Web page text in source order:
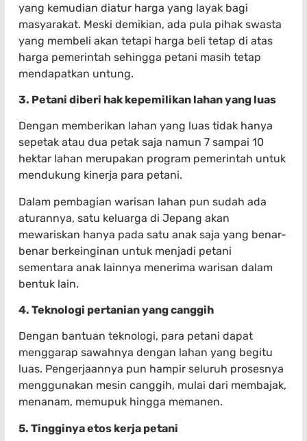
yang kemudian diatur harga yang layak bagi
masyarakat. Meski demikian, ada pula pihak swasta
yang membeli akan tetapi harga beli tetap di atas
harga pemerintah sehingga petani masih tetap
mendapatkan untung.
3. Petani diberi hak kepemilikan lahan yang luas
Dengan memberikan lahan yang luas tidak hanya
sepetak atau dua petak saja namun 7 sampai 10
hektar lahan merupakan program pemerintah untuk
mendukung kinerja para petani.
Dalam pembagian warisan lahan pun sudah ada
aturannya, satu keluarga di Jepang akan
mewariskan hanya pada satu anak saja yang benar-
benar berkeinginan untuk menjadi petani
sementara anak lainnya menerima warisan dalam
bentuk lain.
4. Teknologi pertanian yang canggih
Dengan bantuan teknologi, para petani dapat
menggarap sawahnya dengan lahan yang begitu
luas. Pengerjaannya pun hampir seluruh prosesnya
menggunakan mesin canggih, mulai dari membajak,
menanam, memupuk hingga memanen.
5. Tingginya etos kerja petani